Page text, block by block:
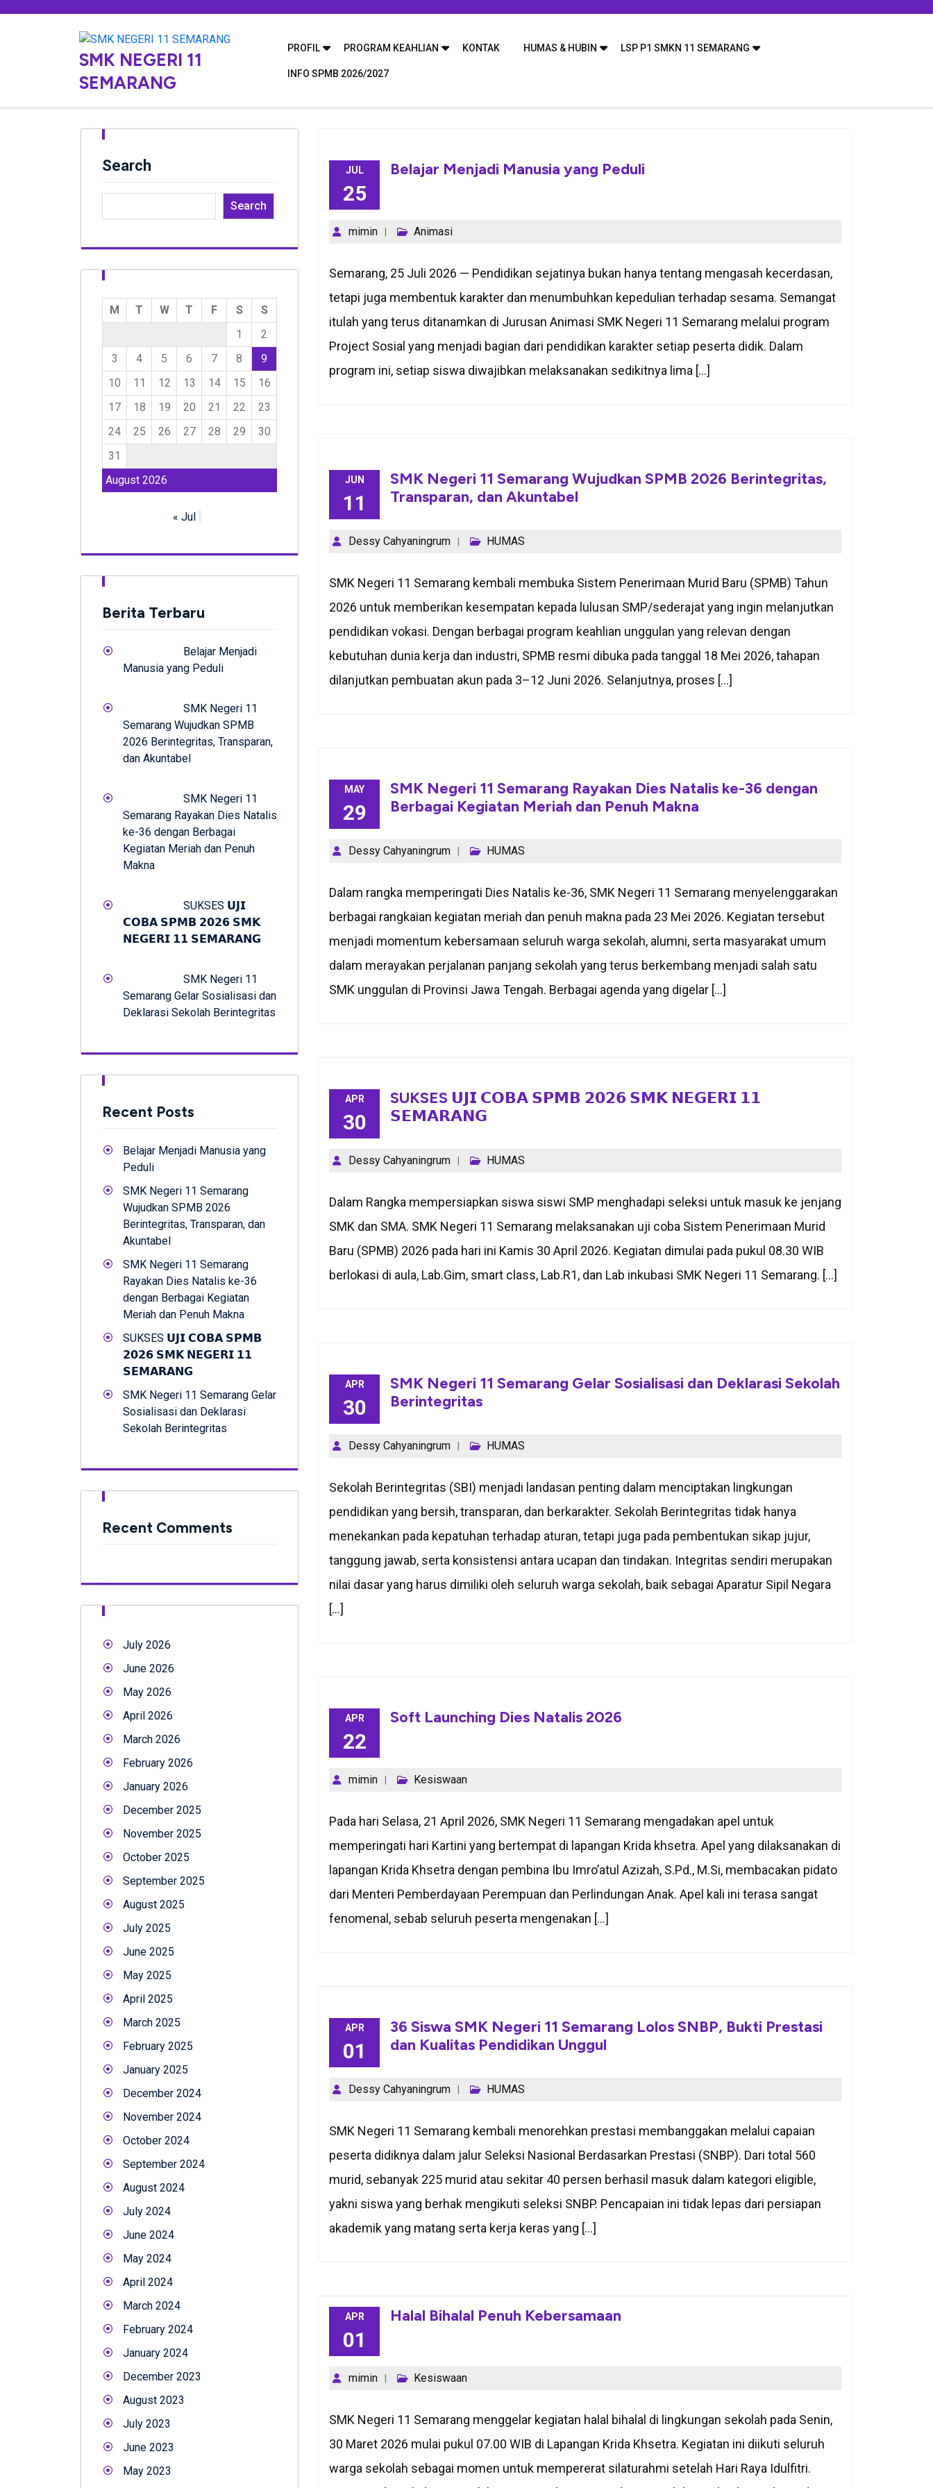
SMK NEGERI 11
SEMARANG
PROFIL PROGRAM KEAHLIAN KONTAK HUMAS & HUBIN LSP P1 SMKN 11 SEMARANG
INFO SPMB 2026/2027
JUL
25
Belajar Menjadi Manusia yang Peduli
mimin Animasi
Semarang, 25 Juli 2026 — Pendidikan sejatinya bukan hanya tentang mengasah kecerdasan,
tetapi juga membentuk karakter dan menumbuhkan kepedulian terhadap sesama. Semangat
itulah yang terus ditanamkan di Jurusan Animasi SMK Negeri 11 Semarang melalui program
Project Sosial yang menjadi bagian dari pendidikan karakter setiap peserta didik. Dalam
program ini, setiap siswa diwajibkan melaksanakan sedikitnya lima […]
JUN
11
SMK Negeri 11 Semarang Wujudkan SPMB 2026 Berintegritas,
Transparan, dan Akuntabel
Dessy Cahyaningrum HUMAS
SMK Negeri 11 Semarang kembali membuka Sistem Penerimaan Murid Baru (SPMB) Tahun
2026 untuk memberikan kesempatan kepada lulusan SMP/sederajat yang ingin melanjutkan
pendidikan vokasi. Dengan berbagai program keahlian unggulan yang relevan dengan
kebutuhan dunia kerja dan industri, SPMB resmi dibuka pada tanggal 18 Mei 2026, tahapan
dilanjutkan pembuatan akun pada 3–12 Juni 2026. Selanjutnya, proses […]
MAY
29
SMK Negeri 11 Semarang Rayakan Dies Natalis ke-36 dengan
Berbagai Kegiatan Meriah dan Penuh Makna
Dessy Cahyaningrum HUMAS
Dalam rangka memperingati Dies Natalis ke-36, SMK Negeri 11 Semarang menyelenggarakan
berbagai rangkaian kegiatan meriah dan penuh makna pada 23 Mei 2026. Kegiatan tersebut
menjadi momentum kebersamaan seluruh warga sekolah, alumni, serta masyarakat umum
dalam merayakan perjalanan panjang sekolah yang terus berkembang menjadi salah satu
SMK unggulan di Provinsi Jawa Tengah. Berbagai agenda yang digelar […]
APR
30
SUKSES 𝗨𝗝𝗜 𝗖𝗢𝗕𝗔 𝗦𝗣𝗠𝗕 𝟮𝟬𝟮𝟲 𝗦𝗠𝗞 𝗡𝗘𝗚𝗘𝗥𝗜 𝟭𝟭
𝗦𝗘𝗠𝗔𝗥𝗔𝗡𝗚
Dessy Cahyaningrum HUMAS
Dalam Rangka mempersiapkan siswa siswi SMP menghadapi seleksi untuk masuk ke jenjang
SMK dan SMA. SMK Negeri 11 Semarang melaksanakan uji coba Sistem Penerimaan Murid
Baru (SPMB) 2026 pada hari ini Kamis 30 April 2026. Kegiatan dimulai pada pukul 08.30 WIB
berlokasi di aula, Lab.Gim, smart class, Lab.R1, dan Lab inkubasi SMK Negeri 11 Semarang. […]
APR
30
SMK Negeri 11 Semarang Gelar Sosialisasi dan Deklarasi Sekolah
Berintegritas
Dessy Cahyaningrum HUMAS
Sekolah Berintegritas (SBI) menjadi landasan penting dalam menciptakan lingkungan
pendidikan yang bersih, transparan, dan berkarakter. Sekolah Berintegritas tidak hanya
menekankan pada kepatuhan terhadap aturan, tetapi juga pada pembentukan sikap jujur,
tanggung jawab, serta konsistensi antara ucapan dan tindakan. Integritas sendiri merupakan
nilai dasar yang harus dimiliki oleh seluruh warga sekolah, baik sebagai Aparatur Sipil Negara
[…]
APR
22
Soft Launching Dies Natalis 2026
mimin Kesiswaan
Pada hari Selasa, 21 April 2026, SMK Negeri 11 Semarang mengadakan apel untuk
memperingati hari Kartini yang bertempat di lapangan Krida khsetra. Apel yang dilaksanakan di
lapangan Krida Khsetra dengan pembina Ibu Imro’atul Azizah, S.Pd., M.Si, membacakan pidato
dari Menteri Pemberdayaan Perempuan dan Perlindungan Anak. Apel kali ini terasa sangat
fenomenal, sebab seluruh peserta mengenakan […]
APR
01
36 Siswa SMK Negeri 11 Semarang Lolos SNBP, Bukti Prestasi
dan Kualitas Pendidikan Unggul
Dessy Cahyaningrum HUMAS
SMK Negeri 11 Semarang kembali menorehkan prestasi membanggakan melalui capaian
peserta didiknya dalam jalur Seleksi Nasional Berdasarkan Prestasi (SNBP). Dari total 560
murid, sebanyak 225 murid atau sekitar 40 persen berhasil masuk dalam kategori eligible,
yakni siswa yang berhak mengikuti seleksi SNBP. Pencapaian ini tidak lepas dari persiapan
akademik yang matang serta kerja keras yang […]
APR
01
Halal Bihalal Penuh Kebersamaan
mimin Kesiswaan
SMK Negeri 11 Semarang menggelar kegiatan halal bihalal di lingkungan sekolah pada Senin,
30 Maret 2026 mulai pukul 07.00 WIB di Lapangan Krida Khsetra. Kegiatan ini diikuti seluruh
warga sekolah sebagai momen untuk mempererat silaturahmi setelah Hari Raya Idulfitri.
Search
Search
August 2026
M T W T F S
S
1
2
3
4 5 6 7 8
9
10
11 12 13 14 15
16
17
18 19 20 21 22
23
24
25 26 27 28 29
30
31
« Jul
Berita Terbaru
Belajar Menjadi
Manusia yang Peduli
SMK Negeri 11
Semarang Wujudkan SPMB
2026 Berintegritas, Transparan,
dan Akuntabel
SMK Negeri 11
Semarang Rayakan Dies Natalis
ke-36 dengan Berbagai
Kegiatan Meriah dan Penuh
Makna
SUKSES 𝗨𝗝𝗜
𝗖𝗢𝗕𝗔 𝗦𝗣𝗠𝗕 𝟮𝟬𝟮𝟲 𝗦𝗠𝗞
𝗡𝗘𝗚𝗘𝗥𝗜 𝟭𝟭 𝗦𝗘𝗠𝗔𝗥𝗔𝗡𝗚
SMK Negeri 11
Semarang Gelar Sosialisasi dan
Deklarasi Sekolah Berintegritas
Recent Posts
Belajar Menjadi Manusia yang
Peduli
SMK Negeri 11 Semarang
Wujudkan SPMB 2026
Berintegritas, Transparan, dan
Akuntabel
SMK Negeri 11 Semarang
Rayakan Dies Natalis ke-36
dengan Berbagai Kegiatan
Meriah dan Penuh Makna
SUKSES 𝗨𝗝𝗜 𝗖𝗢𝗕𝗔 𝗦𝗣𝗠𝗕
𝟮𝟬𝟮𝟲 𝗦𝗠𝗞 𝗡𝗘𝗚𝗘𝗥𝗜 𝟭𝟭
𝗦𝗘𝗠𝗔𝗥𝗔𝗡𝗚
SMK Negeri 11 Semarang Gelar
Sosialisasi dan Deklarasi
Sekolah Berintegritas
Recent Comments
July 2026
June 2026
May 2026
April 2026
March 2026
February 2026
January 2026
December 2025
November 2025
October 2025
September 2025
August 2025
July 2025
June 2025
May 2025
April 2025
March 2025
February 2025
January 2025
December 2024
November 2024
October 2024
September 2024
August 2024
July 2024
June 2024
May 2024
April 2024
March 2024
February 2024
January 2024
December 2023
August 2023
July 2023
June 2023
May 2023